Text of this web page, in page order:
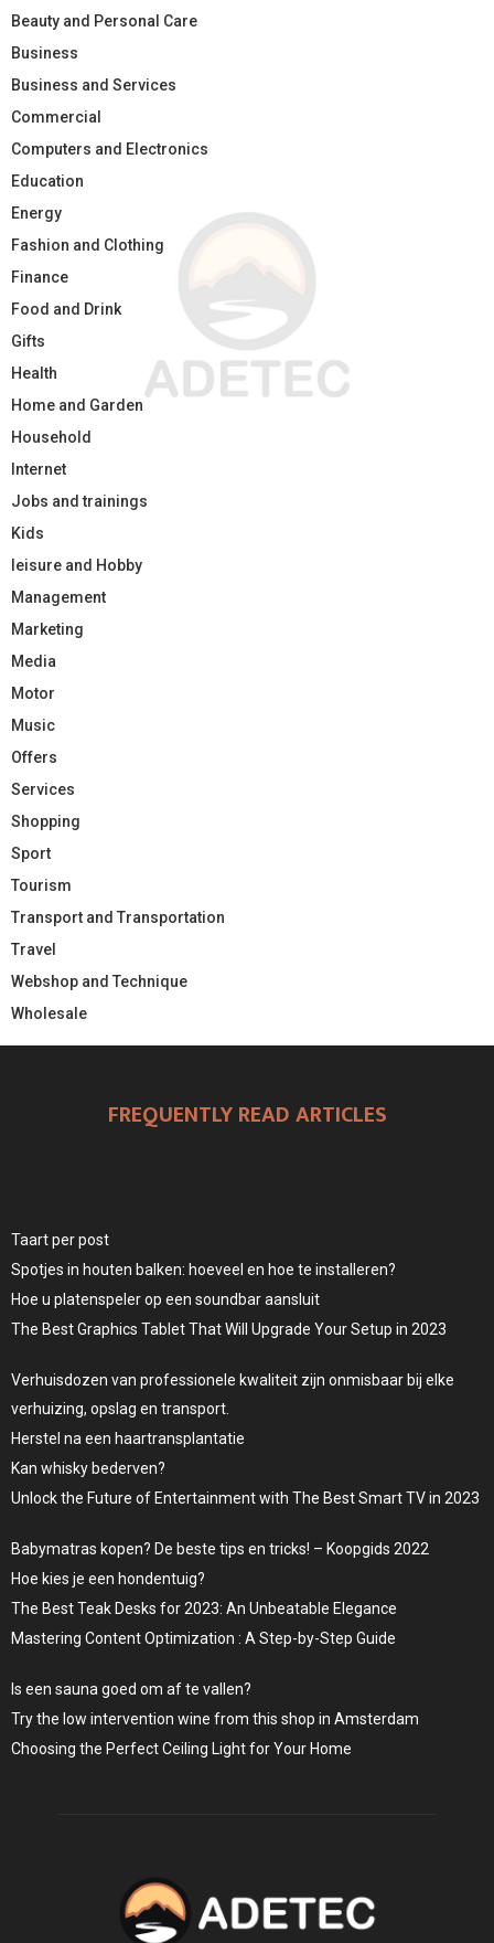
Beauty and Personal Care
Business
Business and Services
Commercial
Computers and Electronics
Education
Energy
Fashion and Clothing
Finance
Food and Drink
Gifts
Health
Home and Garden
Household
Internet
Jobs and trainings
Kids
leisure and Hobby
Management
Marketing
Media
Motor
Music
Offers
Services
Shopping
Sport
Tourism
Transport and Transportation
Travel
Webshop and Technique
Wholesale
FREQUENTLY READ ARTICLES
Taart per post
Spotjes in houten balken: hoeveel en hoe te installeren?
Hoe u platenspeler op een soundbar aansluit
The Best Graphics Tablet That Will Upgrade Your Setup in 2023
Verhuisdozen van professionele kwaliteit zijn onmisbaar bij elke
verhuizing, opslag en transport.
Herstel na een haartransplantatie
Kan whisky bederven?
Unlock the Future of Entertainment with The Best Smart TV in 2023
Babymatras kopen? De beste tips en tricks! – Koopgids 2022
Hoe kies je een hondentuig?
The Best Teak Desks for 2023: An Unbeatable Elegance
Mastering Content Optimization : A Step-by-Step Guide
Is een sauna goed om af te vallen?
Try the low intervention wine from this shop in Amsterdam
Choosing the Perfect Ceiling Light for Your Home